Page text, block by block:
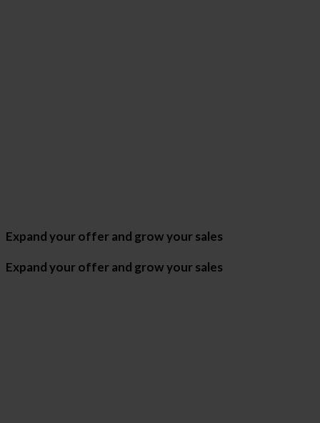
Expand your offer and grow your sales
Expand your offer and grow your sales